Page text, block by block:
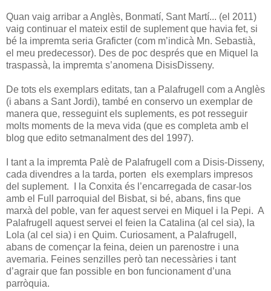
Quan vaig arribar a Anglès, Bonmatí, Sant Martí... (el 2011)
vaig continuar el mateix estil de suplement que havia fet, si
bé la impremta seria Graficter (com m’indicà Mn. Sebastià,
el meu predecessor). Des de poc després que en Miquel la
traspassà, la impremta s’anomena DisisDisseny.
De tots els exemplars editats, tan a Palafrugell com a Anglès
(i abans a Sant Jordi), també en conservo un exemplar de
manera que, resseguint els suplements, es pot resseguir
molts moments de la meva vida (que es completa amb el
blog que edito setmanalment des del 1997).
I tant a la impremta Palè de Palafrugell com a Disis-Disseny,
cada divendres a la tarda, porten els exemplars impresos
del suplement. I la Conxita és l’encarregada de casar-los
amb el Full parroquial del Bisbat, si bé, abans, fins que
marxà del poble, van fer aquest servei en Miquel i la Pepi. A
Palafrugell aquest servei el feien la Catalina (al cel sia), la
Lola (al cel sia) i en Quim. Curiosament, a Palafrugell,
abans de començar la feina, deien un parenostre i una
avemaria. Feines senzilles però tan necessàries i tant
d’agrair que fan possible en bon funcionament d’una
parròquia.